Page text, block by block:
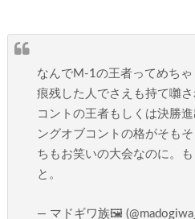
なんでM-1の王者ってめち
痕残した人でさえも持て囃
コントの王者もしくは決勝
ングオブコントの格がそも
ちもお笑いの大会なのに。
と。
— マドギワ族🖼